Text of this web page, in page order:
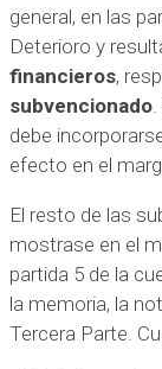
general, en las
Deterioro y
financieros,
subvencionado
debe
efecto en el
El resto de las
mostrase en el
partida 5 de la
la memoria, la
Tercera Parte.